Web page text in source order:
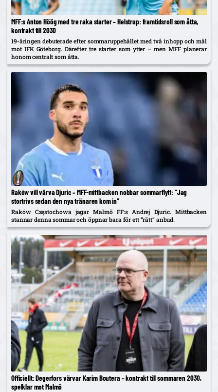
MFF:s Anton Höög med tre raka starter – Helstrup: framtidsroll som åtta,
kontrakt till 2030
19-åringen debuterade efter sommaruppehållet med två inhopp och mål
mot IFK Göteborg. Därefter tre starter som ytter – men MFF planerar
honom centralt som åtta.
Raków vill värva Djuric – MFF-mittbacken nobbar sommarflytt: ”Jag
stortrivs sedan den nya tränaren kom in”
Raków Częstochowa jagar Malmö FF:s Andrej Djuric. Mittbacken
stannar denna sommar och öppnar bara för ett ”rätt” anbud.
Officiellt: Degerfors värvar Karim Boutera – kontrakt till sommaren 2030,
spelklar mot Malmö